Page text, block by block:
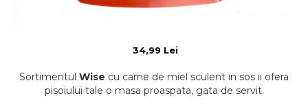
34,99 Lei
Sortimentul Wise cu carne de miel sculent in sos ii ofera
pisoiului tale o masa proaspata, gata de servit.